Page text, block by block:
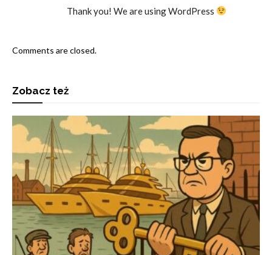
Thank you! We are using WordPress
Comments are closed.
Zobacz też